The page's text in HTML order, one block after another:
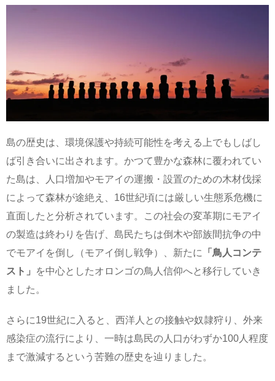
島の歴史は、環境保護や持続可能性を考える上でもしばし
ば引き合いに出されます。かつて豊かな森林に覆われてい
た島は、人口増加やモアイの運搬・設置のための木材伐採
によって森林が途絶え、16世紀頃には厳しい生態系危機に
直面したと分析されています。この社会の変革期にモアイ
の製造は終わりを告げ、島民たちは倒木や部族間抗争の中
でモアイを倒し（モアイ倒し戦争）、新たに
「鳥人コンテ
スト」
を中心としたオロンゴの鳥人信仰へと移行していき
ました。
さらに19世紀に入ると、西洋人との接触や奴隷狩り、外来
感染症の流行により、一時は島民の人口がわずか100人程度
まで激減するという苦難の歴史を辿りました。